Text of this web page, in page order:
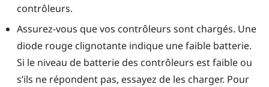
contrôleurs.
Assurez-vous que vos contrôleurs sont chargés. Une
diode rouge clignotante indique une faible batterie.
Si le niveau de batterie des contrôleurs est faible ou
s’ils ne répondent pas, essayez de les charger. Pour